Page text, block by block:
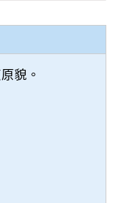
貌。